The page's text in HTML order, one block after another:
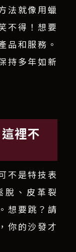
法就像用蠟
不得！想要
品和服務。
持多年如新
裡不
不是特技表
脫、皮革裂
想要跳？請
你的沙發才